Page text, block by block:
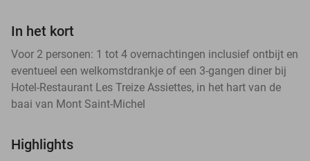
In het kort
Voor 2 personen: 1 tot 4 overnachtingen inclusief ontbijt en
eventueel een welkomstdrankje of een 3-gangen diner bij
Hotel-Restaurant Les Treize Assiettes, in het hart van de
baai van Mont Saint-Michel
Highlights